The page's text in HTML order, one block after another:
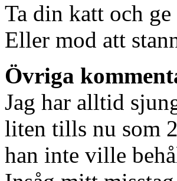
Ta din katt och
Eller mod att
Övriga
Jag har alltid
liten tills nu som
han inte ville